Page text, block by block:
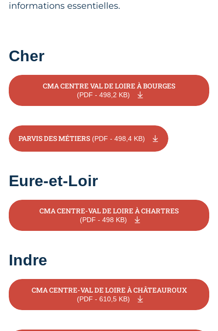
informations essentielles.
Cher
CMA CENTRE VAL DE LOIRE À BOURGES
(PDF - 498,2 KB)
PARVIS DES MÉTIERS (PDF - 498,4 KB)
Eure-et-Loir
CMA CENTRE-VAL DE LOIRE À CHARTRES
(PDF - 498 KB)
Indre
CMA CENTRE-VAL DE LOIRE À CHÂTEAUROUX
(PDF - 610,5 KB)